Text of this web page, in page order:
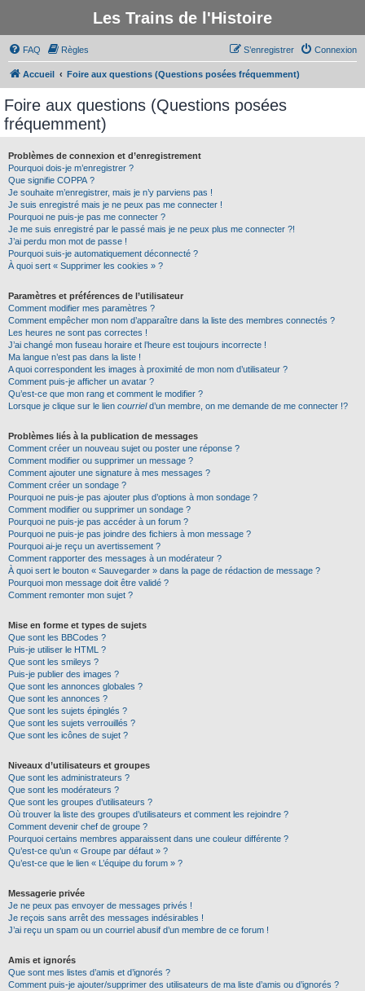
Les Trains de l'Histoire
FAQ Règles Connexion
S’enregistrer
Accueil Foire aux questions (Questions posées fréquemment)
Foire aux questions (Questions posées
fréquemment)
Problèmes de connexion et d’enregistrement
Pourquoi dois-je m’enregistrer ?
Que signifie COPPA ?
Je souhaite m’enregistrer, mais je n’y parviens pas !
Je suis enregistré mais je ne peux pas me connecter !
Pourquoi ne puis-je pas me connecter ?
Je me suis enregistré par le passé mais je ne peux plus me connecter ?!
J’ai perdu mon mot de passe !
Pourquoi suis-je automatiquement déconnecté ?
À quoi sert « Supprimer les cookies » ?
Paramètres et préférences de l’utilisateur
Comment modifier mes paramètres ?
Comment empêcher mon nom d’apparaître dans la liste des membres connectés ?
Les heures ne sont pas correctes !
J’ai changé mon fuseau horaire et l’heure est toujours incorrecte !
Ma langue n’est pas dans la liste !
A quoi correspondent les images à proximité de mon nom d’utilisateur ?
Comment puis-je afficher un avatar ?
Qu’est-ce que mon rang et comment le modifier ?
Lorsque je clique sur le lien courrield’un membre, on me demande de me connecter !?
Problèmes liés à la publication de messages
Comment créer un nouveau sujet ou poster une réponse ?
Comment modifier ou supprimer un message ?
Comment ajouter une signature à mes messages ?
Comment créer un sondage ?
Pourquoi ne puis-je pas ajouter plus d’options à mon sondage ?
Comment modifier ou supprimer un sondage ?
Pourquoi ne puis-je pas accéder à un forum ?
Pourquoi ne puis-je pas joindre des fichiers à mon message ?
Pourquoi ai-je reçu un avertissement ?
Comment rapporter des messages à un modérateur ?
À quoi sert le bouton « Sauvegarder » dans la page de rédaction de message ?
Pourquoi mon message doit être validé ?
Comment remonter mon sujet ?
Mise en forme et types de sujets
Que sont les BBCodes ?
Puis-je utiliser le HTML ?
Que sont les smileys ?
Puis-je publier des images ?
Que sont les annonces globales ?
Que sont les annonces ?
Que sont les sujets épinglés ?
Que sont les sujets verrouillés ?
Que sont les icônes de sujet ?
Niveaux d’utilisateurs et groupes
Que sont les administrateurs ?
Que sont les modérateurs ?
Que sont les groupes d’utilisateurs ?
Où trouver la liste des groupes d’utilisateurs et comment les rejoindre ?
Comment devenir chef de groupe ?
Pourquoi certains membres apparaissent dans une couleur différente ?
Qu’est-ce qu’un « Groupe par défaut » ?
Qu’est-ce que le lien « L’équipe du forum » ?
Messagerie privée
Je ne peux pas envoyer de messages privés !
Je reçois sans arrêt des messages indésirables !
J’ai reçu un spam ou un courriel abusif d’un membre de ce forum !
Amis et ignorés
Que sont mes listes d’amis et d’ignorés ?
Comment puis-je ajouter/supprimer des utilisateurs de ma liste d’amis ou d’ignorés ?